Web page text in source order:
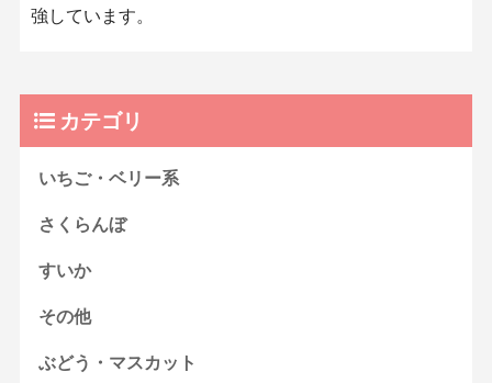
強しています。
カテゴリ
いちご・ベリー系
さくらんぼ
すいか
その他
ぶどう・マスカット